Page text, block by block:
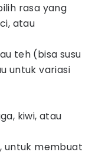
rasa yang
atau
teh (bisa susu
untuk variasi
kiwi, atau
untuk membuat